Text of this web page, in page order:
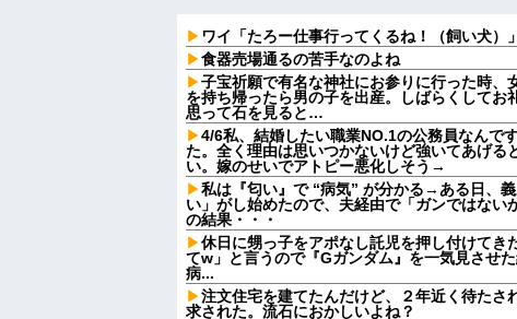
ワイ「たろー仕事行ってくるね！（飼い犬）
食器売場通るの苦手なのよね
子宝祈願で有名な神社にお参りに行った時、
を持ち帰ったら男の子を出産。しばらくしてお
思って石を見ると…
4/6私、結婚したい職業NO.1の公務員なんで
た。全く理由は思いつかないけど強いてあげる
い。嫁のせいでアトピー悪化しそう→
私は『匂い』で “病気” が分かる→ある日、
い」がし始めたので、夫経由で「ガンではない
の結果・・・
休日に甥っ子をアポなし託児を押し付けてき
てw」と言うので『Gガンダム』を一気見させ
病...
注文住宅を建てたんだけど、２年近く待たさ
求された。流石におかしいよね？